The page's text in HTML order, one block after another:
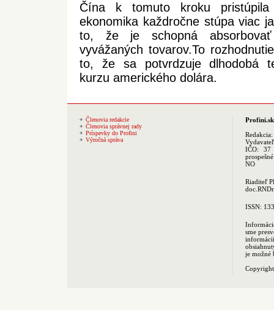
Čína k tomuto kroku
ekonomika každročne stúpa viac
to, že je schopná absorbovať
vyvážaných tovarov.To
to, že sa potvrdzuje dlhodobá
kurzu amerického dolára.
Členovia redakcie
Členovia správnej rady
Príspevky do Profini
Výročná správa
Profini.sk
Redakcia:
IČO: 37
NO
Riaditeľ
ISSN:
sme
je možné